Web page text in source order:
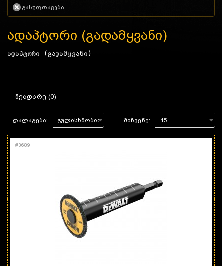
ადაპტორი (გადამყვანი)
ადაპტორი (გადამყვანი)
ᲨᲔᲐᲓᲐᲠᲔ (0)
დალაგება: მიჩვენე:
#3689